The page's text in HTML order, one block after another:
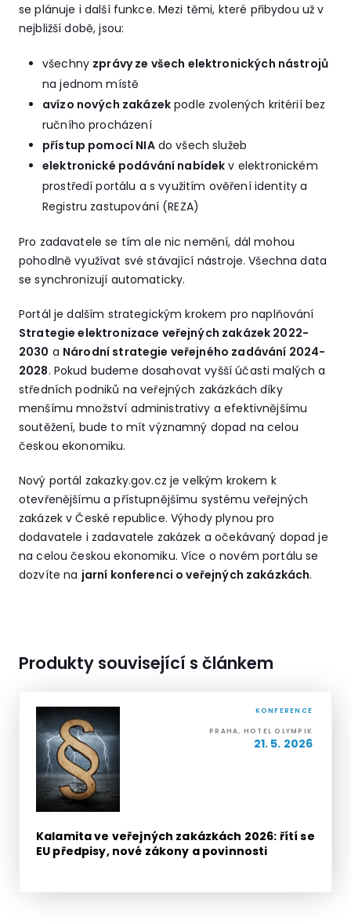
se plánuje i další funkce. Mezi těmi, které přibydou už v
nejbližší době, jsou:
všechny zprávy ze všech elektronických nástrojů
na jednom místě
avízo nových zakázekpodle zvolených kritérií bez
ručního procházení
přístup pomocí NIAdo všech služeb
elektronické podávání nabídek v elektronickém
prostředí portálu a s využitím ověření identity a
Registru zastupování (REZA)
Pro zadavatele se tím ale nic nemění, dál mohou
pohodlně využívat své stávající nástroje. Všechna data
se synchronizují automaticky.
Portál je dalším strategickým krokem pro naplňování
Strategie elektronizace veřejných zakázek 2022-
2030 a Národní strategie veřejného zadávání 2024-
2028. Pokud budeme dosahovat vyšší účasti malých a
středních podniků na veřejných zakázkách díky
menšímu množství administrativy a efektivnějšímu
soutěžení, bude to mít významný dopad na celou
českou ekonomiku.
Nový portál zakazky.gov.cz je velkým krokem k
otevřenějšímu a přístupnějšímu systému veřejných
zakázek v České republice. Výhody plynou pro
dodavatele i zadavatele zakázek a očekávaný dopad je
na celou českou ekonomiku. Více o novém portálu se
dozvíte na jarní konferenci o veřejných zakázkách.
Produkty související s článkem
KONFERENCE
PRAHA, HOTEL OLYMPIK
21. 5. 2026
Kalamita ve veřejných zakázkách 2026: řítí se
EU předpisy, nové zákony a povinnosti